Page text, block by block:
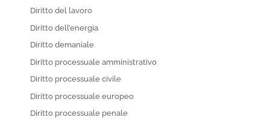
Diritto del lavoro
Diritto dell’energia
Diritto demaniale
Diritto processuale amministrativo
Diritto processuale civile
Diritto processuale europeo
Diritto processuale penale